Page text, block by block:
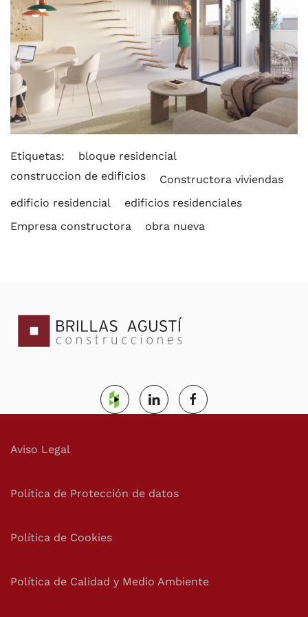
Ver
Etiquetas:
bloque residencial
construccion de edificios
Constructora viviendas
edificio residencial
edificios residenciales
Empresa constructora
obra nueva
Aviso Legal
Política de Protección de datos
Política de Cookies
Política de Calidad y Medio Ambiente